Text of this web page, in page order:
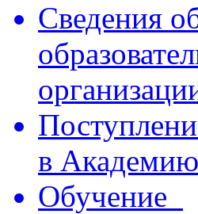
Сведения
в Академию
Обучение